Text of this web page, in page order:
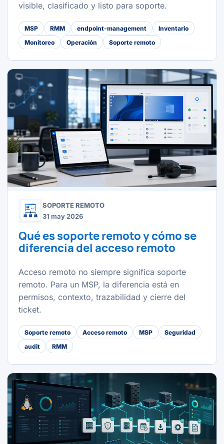
visible, clasificado y listo para soporte.
MSP RMM endpoint-management
Inventario
Monitoreo
Operación Soporte remoto
SOPORTE REMOTO
31 may 2026
Qué es soporte remoto y cómo se
diferencia del acceso remoto
Acceso remoto no siempre significa soporte
remoto. Para un MSP, la diferencia está en
permisos, contexto, trazabilidad y cierre del
ticket.
Soporte remoto Acceso remoto MSP
Seguridad
audit
RMM